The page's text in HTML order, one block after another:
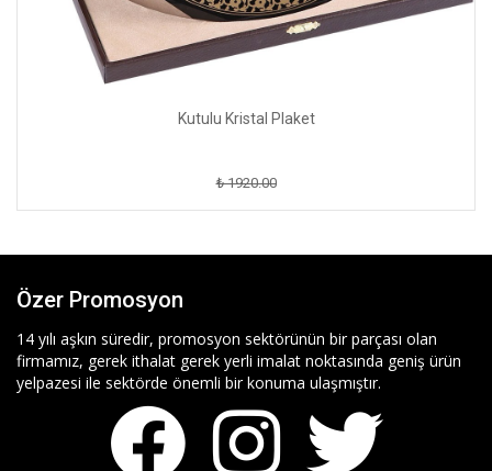
Kutulu Kristal Plaket
₺ 1920.00
Özer Promosyon
14 yılı aşkın süredir, promosyon sektörünün bir parçası olan
firmamız, gerek ithalat gerek yerli imalat noktasında geniş ürün
yelpazesi ile sektörde önemli bir konuma ulaşmıştır.